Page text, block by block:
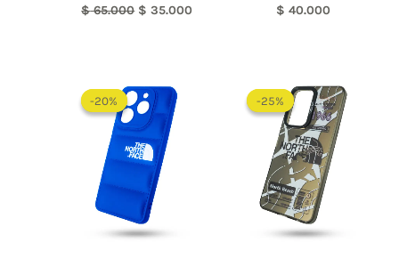
$65.000 $ 35.000 $ 40.000
-20%
-20%
precio
original
era:
$ 60.000.
-25%
-25%
precio
original
era:
$ 60.000.